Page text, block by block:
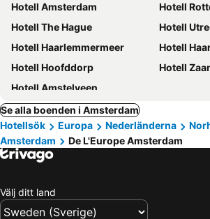
Hotell Amsterdam
Hotell
Hotell The Hague
Hotell
Hotell Haarlemmermeer
Hotell
Hotell Hoofddorp
Hotell
Hotell Amstelveen
Se alla boenden i Amsterdam
Hotellsök
Europa Nederländerna
Amsterdam
De L'Europe Amsterdam
Välj ditt land